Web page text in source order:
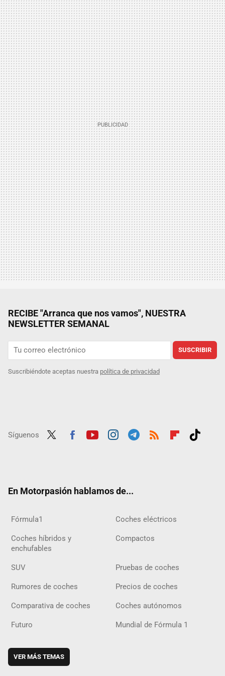
RECIBE "Arranca que nos vamos", NUESTRA
NEWSLETTER SEMANAL
SUSCRIBIR
Suscribiéndote aceptas nuestra política de privacidad
Síguenos
En Motorpasión hablamos de...
Fórmula1 Coches eléctricos
Coches híbridos y
enchufables
Compactos
SUV Pruebas de coches
Rumores de coches Precios de coches
Comparativa de coches Coches autónomos
Futuro Mundial de Fórmula 1
VER MÁS TEMAS